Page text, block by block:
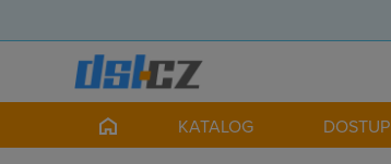
KATALOG